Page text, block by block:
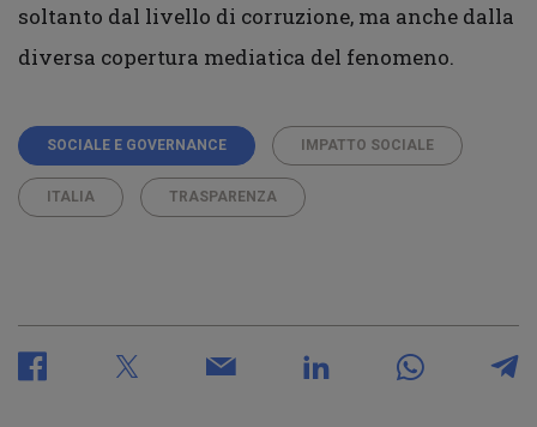
soltanto dal livello di corruzione, ma anche dalla
diversa copertura mediatica del fenomeno.
SOCIALE E GOVERNANCE IMPATTO SOCIALE
ITALIA TRASPARENZA